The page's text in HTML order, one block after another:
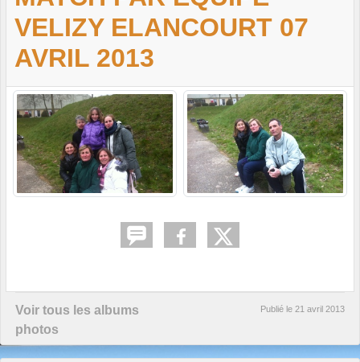
VELIZY ELANCOURT 07
AVRIL 2013
Voir tous les albums
photos
Publié le 21 avril 2013